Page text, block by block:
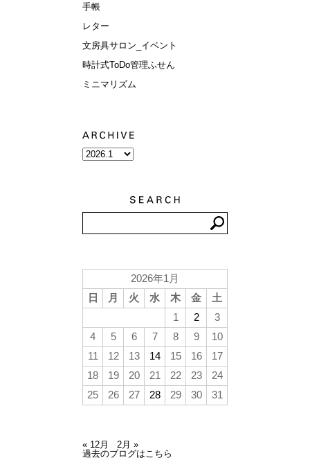
手帳
レター
文房具サロン_イベント
時計式ToDo管理ふせん
ミニマリズム
2026年1月
日
月 火 水 木 金
土
1
2
3
4
5 6 7 8 9
10
11
12 13 14 15 16
17
18
19 20 21 22 23
24
25
26 27 28 29 30 31
« 12月
2月 »
過去のブログはこちら